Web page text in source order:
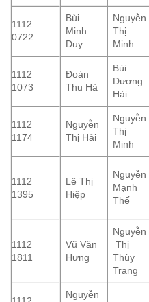
1112
0722
Bùi
Minh
Duy
Nguyễn
Thị
Minh
1112
1073
Đoàn
Thu Hà
Bùi
Dương
Hải
1112
1174
Nguyễn
Thị Hải
Nguyễn
Thị
Minh
1112
1395
Lê Thị
Hiệp
Nguyễn
Mạnh
Thế
1112
1811
Vũ Văn
Hưng
Nguyễn
Thị
Thùy
Trang
Nguyễn